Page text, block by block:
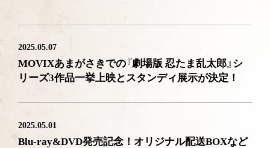
2025.05.07
MOVIXあまがさきでの『劇場版 忍たま乱太郎』シ
リーズ3作品一挙上映とスタンディ展示が決定！
2025.05.01
Blu-ray&DVD発売記念！オリジナル配送BOXなど